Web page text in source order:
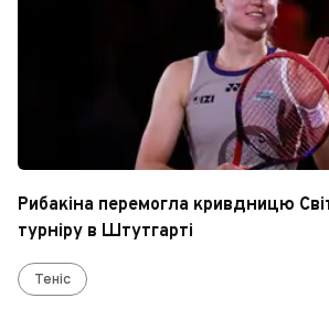
Рибакіна перемогла кривдницю
турніру в Штутгарті
Теніс